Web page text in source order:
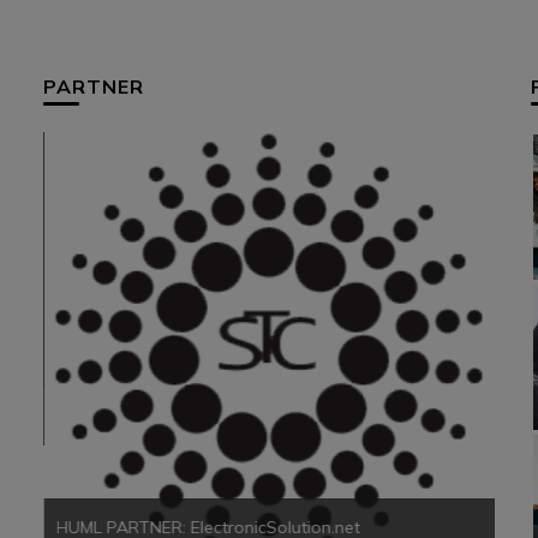
PARTNER
HUML PARTNER: ElectronicSolution.net